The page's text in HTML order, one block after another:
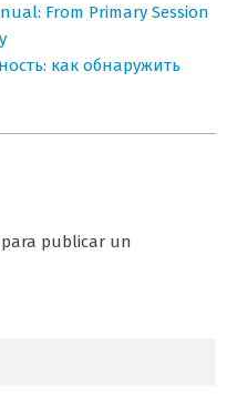
From Primary Session
как обнаружить
para publicar un